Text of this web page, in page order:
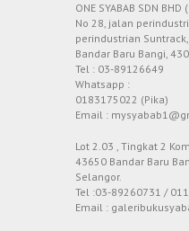
ONE SYABAB SDN
No 28, jalan
perindustrian
Bandar Baru Bangi,
Tel : 03-89126649
Whatsapp :
0183175022 (Pika)
Email :
Lot 2.03 , Tingkat 2
43650 Bandar Baru
Selangor.
Tel :03-89260731 /
Email :